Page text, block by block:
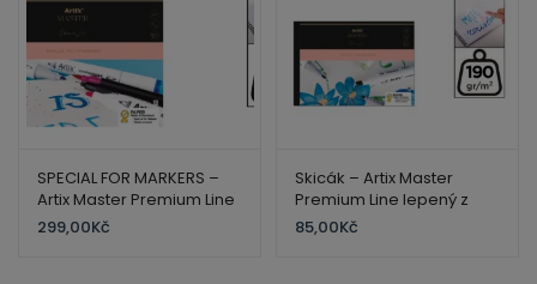
SPECIAL FOR MARKERS –
Artix Master Premium Line
A3 – 30 listů-190gr.
299,00Kč
Skicák – Artix Master
Premium Line lepený z
jedné strany B5- 30 lisů
85,00Kč